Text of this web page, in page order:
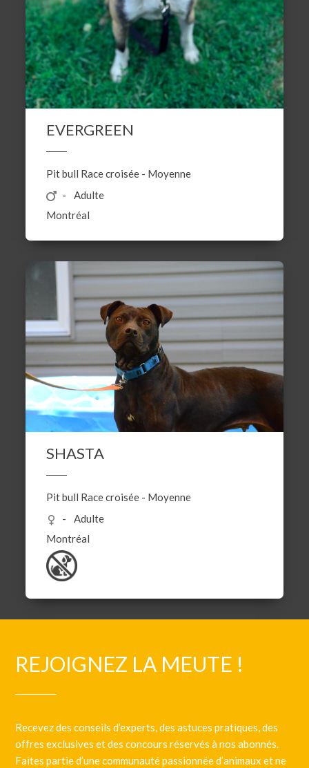
EVERGREEN
Pit bull Race croisée - Moyenne
Adulte
Montréal
SHASTA
Pit bull Race croisée - Moyenne
Adulte
Montréal
REJOIGNEZ LA MEUTE !
Recevez des conseils d’experts, des astuces pratiques, des
offres exclusives et des concours réservés à nos abonnés.
Faites partie d’une communauté passionnée d’animaux et ne